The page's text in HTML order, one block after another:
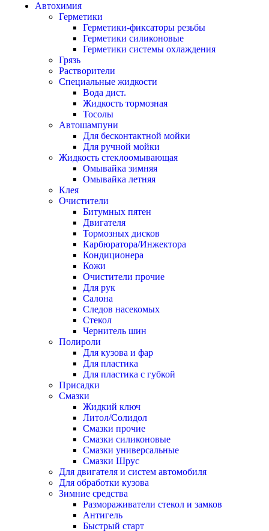
Автохимия
Герметики
Герметики-фиксаторы резьбы
Герметики силиконовые
Герметики системы охлаждения
Грязь
Растворители
Специальные жидкости
Вода дист.
Жидкость тормозная
Тосолы
Автошампуни
Для бесконтактной мойки
Для ручной мойки
Жидкость стеклоомывающая
Омывайка зимняя
Омывайка летняя
Клея
Очистители
Битумных пятен
Двигателя
Тормозных дисков
Карбюратора/Инжектора
Кондиционера
Кожи
Очистители прочие
Для рук
Салона
Следов насекомых
Стекол
Чернитель шин
Полироли
Для кузова и фар
Для пластика
Для пластика с губкой
Присадки
Смазки
Жидкий ключ
Литол/Солидол
Смазки прочие
Смазки силиконовые
Смазки универсальные
Смазки Шрус
Для двигателя и систем автомобиля
Для обработки кузова
Зимние средства
Размораживатели стекол и замков
Антигель
Быстрый старт